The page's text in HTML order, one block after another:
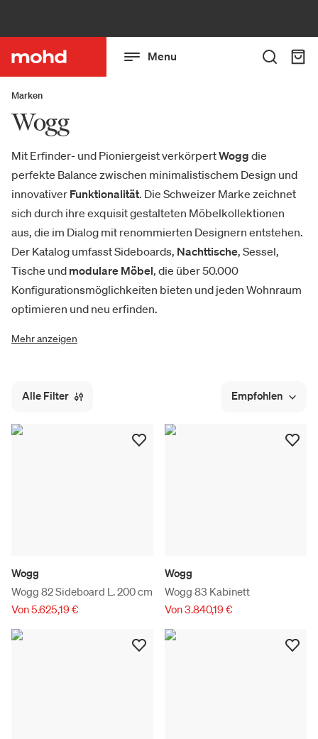
Menu
Marken
Wogg
Mit Erfinder- und Pioniergeist verkörpertWogg die
perfekte Balance zwischen minimalistischem Design und
innovativer Funktionalität. Die Schweizer Marke zeichnet
sich durch ihre exquisit gestalteten Möbelkollektionen
aus, die im Dialog mit renommierten Designern entstehen.
Der Katalog umfasst Sideboards, Nachttische, Sessel,
Tische und modulare Möbel, die über 50.000
Konfigurationsmöglichkeiten bieten und jeden Wohnraum
optimieren und neu erfinden.
Mehr anzeigen
Alle Filter Empfohlen
Wogg
Wogg 82 Sideboard L. 200 cm
Von 5.625,19 €
Wogg
Wogg 83 Kabinett
Von 3.840,19 €